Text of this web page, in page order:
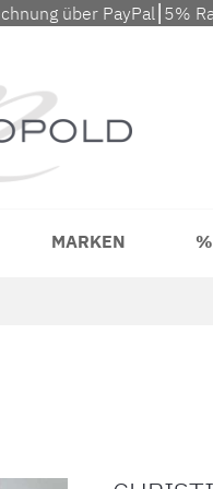
über PayPal⎮5%
MARKEN